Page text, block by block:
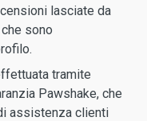
lasciate da
sono
tramite
Pawshake, che
assistenza clienti